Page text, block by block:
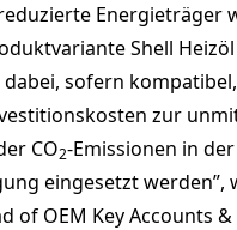
Energieträger
Shell
sofern
zur
CO2-Emissionen in der
eingesetzt werden”,
of OEM Key Accounts &